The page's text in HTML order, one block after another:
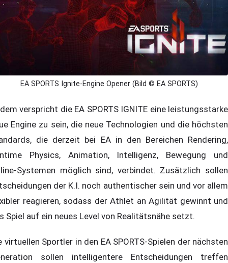
EA SPORTS Ignite-Engine Opener (Bild © EA SPORTS)
verspricht die EA SPORTS IGNITE eine leistungsstarke
Engine zu sein, die neue Technologien und die höchsten
die derzeit bei EA in den Bereichen Rendering,
Physics, Animation, Intelligenz, Bewegung und
Systemen möglich sind, verbindet. Zusätzlich sollen
der K.I. noch authentischer sein und vor allem
reagieren, sodass der Athlet an Agilität gewinnt und
Spiel auf ein neues Level von Realitätsnähe setzt.
virtuellen Sportler in den EA SPORTS-Spielen der nächsten
sollen intelligentere Entscheidungen treffen